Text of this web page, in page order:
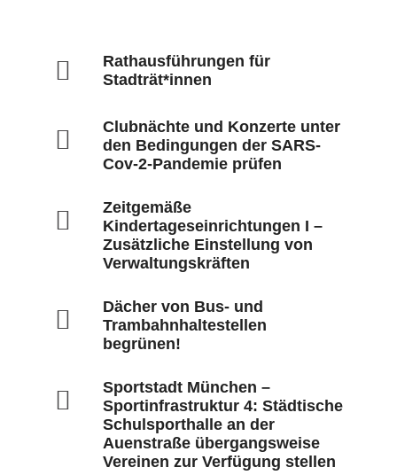
Rathausführungen für
Stadträt*innen
Clubnächte und Konzerte unter
den Bedingungen der SARS-
Cov-2-Pandemie prüfen
Zeitgemäße
Kindertageseinrichtungen I –
Zusätzliche Einstellung von
Verwaltungskräften
Dächer von Bus- und
Trambahnhaltestellen
begrünen!
Sportstadt München –
Sportinfrastruktur 4: Städtische
Schulsporthalle an der
Auenstraße übergangsweise
Vereinen zur Verfügung stellen